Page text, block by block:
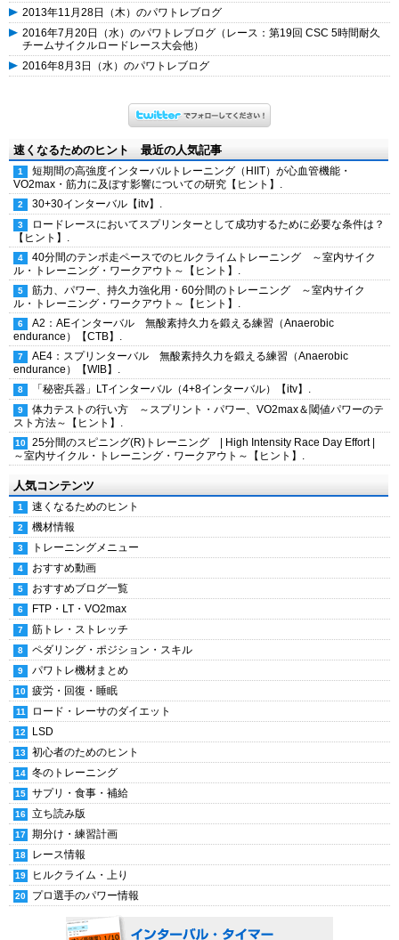
2013年11月28日（木）のパワトレブログ
2016年7月20日（水）のパワトレブログ（レース：第19回 CSC 5時間耐久
チームサイクルロードレース大会他）
2016年8月3日（水）のパワトレブログ
速くなるためのヒント 最近の人気記事
短期間の高強度インターバルトレーニング（HIIT）が心血管機能・
VO2max・筋力に及ぼす影響についての研究【ヒント】.
30+30インターバル【itv】.
ロードレースにおいてスプリンターとして成功するために必要な条件は？
【ヒント】.
40分間のテンポ走ペースでのヒルクライムトレーニング ～室内サイク
ル・トレーニング・ワークアウト～【ヒント】.
筋力、パワー、持久力強化用・60分間のトレーニング ～室内サイク
ル・トレーニング・ワークアウト～【ヒント】.
A2：AEインターバル 無酸素持久力を鍛える練習（Anaerobic
endurance）【CTB】.
AE4：スプリンターバル 無酸素持久力を鍛える練習（Anaerobic
endurance）【WIB】.
「秘密兵器」LTインターバル（4+8インターバル）【itv】.
体力テストの行い方 ～スプリント・パワー、VO2max＆閾値パワーのテ
スト方法～【ヒント】.
25分間のスピニング(R)トレーニング | High Intensity Race Day Effort |
～室内サイクル・トレーニング・ワークアウト～【ヒント】.
人気コンテンツ
速くなるためのヒント
機材情報
トレーニングメニュー
おすすめ動画
おすすめブログ一覧
FTP・LT・VO2max
筋トレ・ストレッチ
ペダリング・ポジション・スキル
パワトレ機材まとめ
疲労・回復・睡眠
ロード・レーサのダイエット
LSD
初心者のためのヒント
冬のトレーニング
サプリ・食事・補給
立ち読み版
期分け・練習計画
レース情報
ヒルクライム・上り
プロ選手のパワー情報